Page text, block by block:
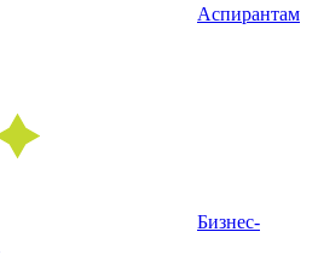
Аспирантам
Бизнес-